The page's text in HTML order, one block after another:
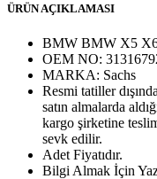
ÜRÜN AÇIKLAMASI
BMW BMW X5
OEM NO:
MARKA: Sachs
Resmi tatiller
satın almalarda
kargo şirketine
sevk edilir.
Adet Fiyatıdır.
Bilgi Almak İçin